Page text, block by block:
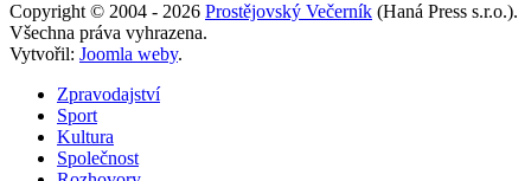
Copyright © 2004 - 2026 Prostějovský Večerník (Haná Press s.r.o.).
Všechna práva vyhrazena.
Vytvořil: Joomla weby.
Zpravodajství
Sport
Kultura
Společnost